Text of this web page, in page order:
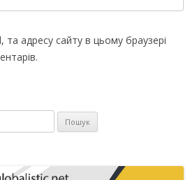
адресу сайту в цьому браузері